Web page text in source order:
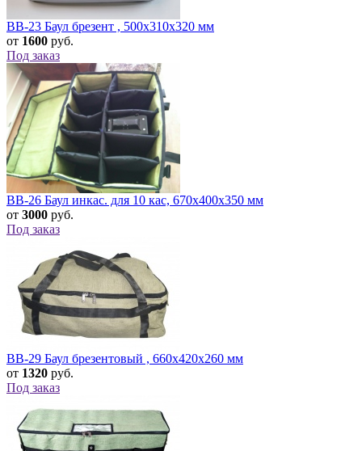
BB-23 Баул брезент , 500х310х320 мм
от 1600 руб.
Под заказ
BB-26 Баул инкас. для 10 кас, 670х400х350 мм
от 3000 руб.
Под заказ
BB-29 Баул брезентовый , 660х420х260 мм
от 1320 руб.
Под заказ